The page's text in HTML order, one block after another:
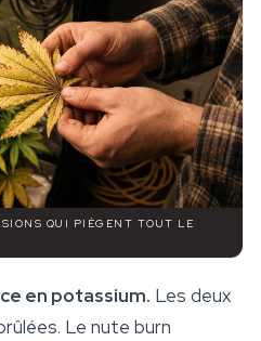
QUI PIÈGENT TOUT LE
en potassium. Les deux
Le nute burn